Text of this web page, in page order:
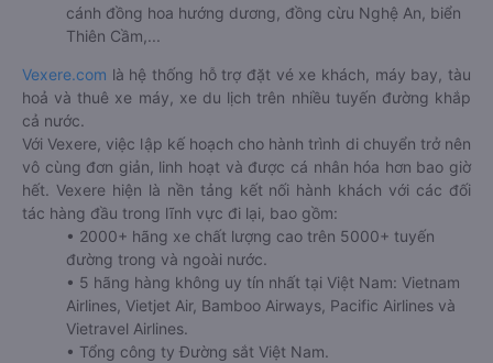
cánh đồng hoa hướng dương, đồng cừu Nghệ An, biển
Thiên Cầm,...
Vexere.com là hệ thống hỗ trợ đặt vé xe khách, máy bay, tàu
hoả và thuê xe máy, xe du lịch trên nhiều tuyến đường khắp
cả nước.
Với Vexere, việc lập kế hoạch cho hành trình di chuyển trở nên
vô cùng đơn giản, linh hoạt và được cá nhân hóa hơn bao giờ
hết. Vexere hiện là nền tảng kết nối hành khách với các đối
tác hàng đầu trong lĩnh vực đi lại, bao gồm:
• 2000+ hãng xe chất lượng cao trên 5000+ tuyến
đường trong và ngoài nước.
• 5 hãng hàng không uy tín nhất tại Việt Nam: Vietnam
Airlines, Vietjet Air, Bamboo Airways, Pacific Airlines và
Vietravel Airlines.
• Tổng công ty Đường sắt Việt Nam.